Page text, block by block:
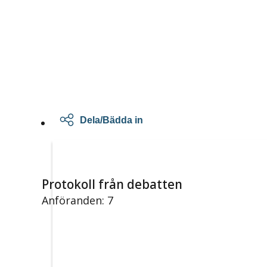
Dela/Bädda in
Protokoll från debatten
Anföranden: 7